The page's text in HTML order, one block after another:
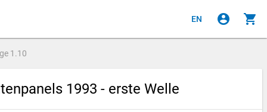
EN account_circle shopping_cart
1.10
1993 - erste Welle